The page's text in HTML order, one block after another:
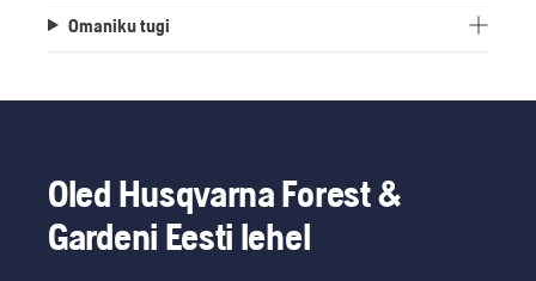
Omaniku tugi
Oled Husqvarna Forest &
Gardeni Eesti lehel